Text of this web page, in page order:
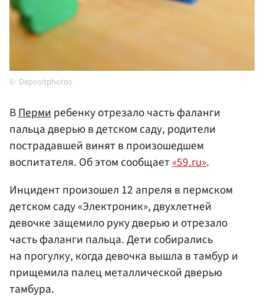
Depositphotos
ВПермиребенку отрезало часть фаланги
пальца дверью в детском саду, родители
пострадавшей винят в произошедшем
воспитателя. Об этом сообщает«59.ru».
Инцидент произошел 12 апреля в пермском
детском саду «Электроник», двухлетней
девочке защемило руку дверью и отрезало
часть фаланги пальца. Дети собирались
на прогулку, когда девочка вышла в тамбур и
прищемила палец металлической дверью
тамбура.